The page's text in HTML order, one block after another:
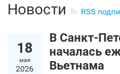
Новости RSS
18
мая
2026
В
началась
Вьетнама